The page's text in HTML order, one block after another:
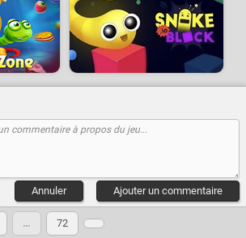
Ajouter un commentaire
Annuler
… 72